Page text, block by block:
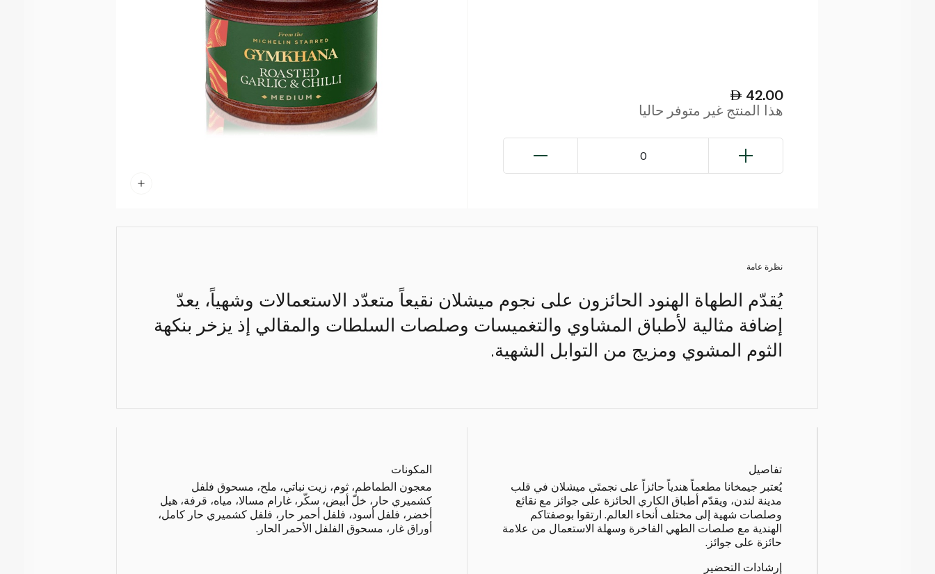
42.00
هذا المنتج غير متوفر حاليا
0
نظرة عامة
يُقدّم الطهاة الهنود الحائزون على نجوم ميشلان نقيعاً متعدّد الاستعمالات وشهياً، يعدّ
إضافة مثالية لأطباق المشاوي والتغميسات وصلصات السلطات والمقالي إذ يزخر بنكهة
الثوم المشوي ومزيج من التوابل الشهية.
تفاصيل
يُعتبر جيمخانا مطعماً هندياً حائزاً على نجمتَي ميشلان في قلب
مدينة لندن، ويقدّم أطباق الكاري الحائزة على جوائز مع نقائع
وصلصات شهية إلى مختلف أنحاء العالم. ارتقوا بوصفتاكم
الهندية مع صلصات الطهي الفاخرة وسهلة الاستعمال من علامة
حائزة على جوائز.
إرشادات التحضير
المكونات
معجون الطماطم، ثوم، زيت نباتي، ملح، مسحوق فلفل
كشميري حار، خلّ أبيض، سكّر، غارام مسالا، مياه، قرفة، هيل
أخضر، فلفل أسود، فلفل أحمر حار، فلفل كشميري حار كامل،
أوراق غار، مسحوق الفلفل الأحمر الحار.